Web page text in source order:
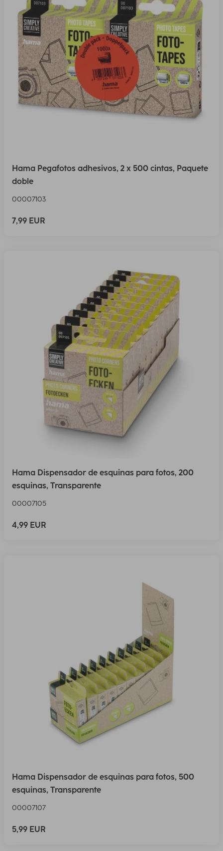
Hama Pegafotos adhesivos, 2 x 500 cintas, Paquete
doble
00007103
7,99 EUR
Hama Dispensador de esquinas para fotos, 200
esquinas, Transparente
00007105
4,99 EUR
Hama Dispensador de esquinas para fotos, 500
esquinas, Transparente
00007107
5,99 EUR